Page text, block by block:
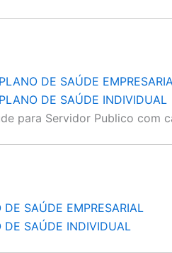
DE SAÚDE
DE SAÚDE INDIVIDUAL
para Servidor Publico com
SAÚDE EMPRESARIAL
SAÚDE INDIVIDUAL